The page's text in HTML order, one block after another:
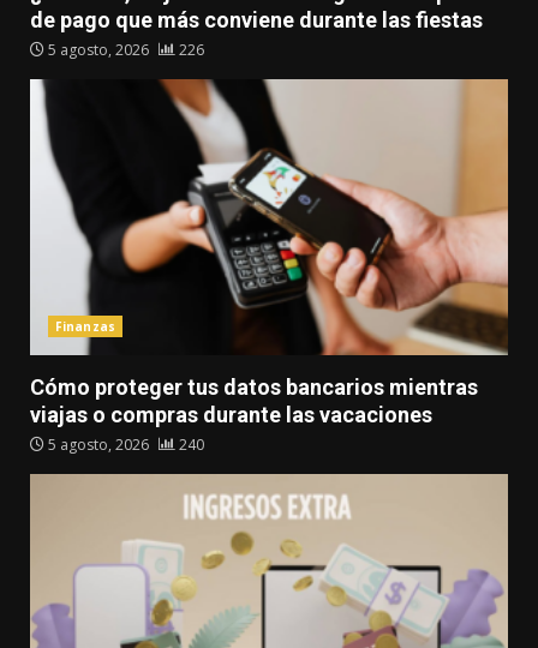
de pago que más conviene durante las fiestas
5 agosto, 2026 226
Finanzas
Cómo proteger tus datos bancarios mientras
viajas o compras durante las vacaciones
5 agosto, 2026 240